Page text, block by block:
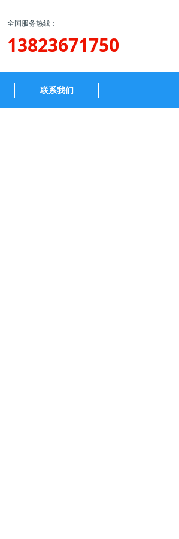
全国服务热线：
13823671750
联系我们